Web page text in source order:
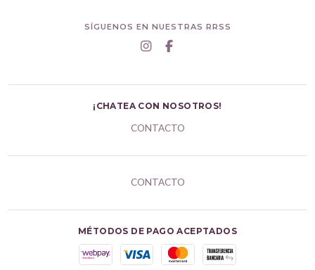
SÍGUENOS EN NUESTRAS RRSS
¡CHATEA CON NOSOTROS!
CONTACTO
CONTACTO
MÉTODOS DE PAGO ACEPTADOS